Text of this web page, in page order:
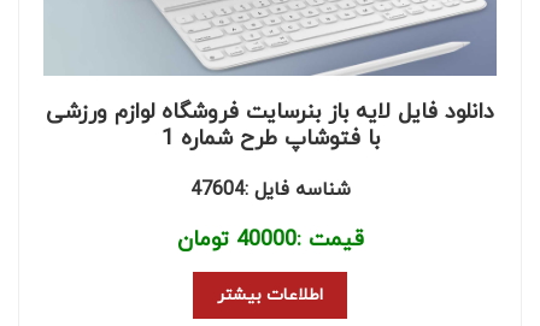
دانلود فایل لایه باز بنرسایت فروشگاه لوازم ورزشی
با فتوشاپ طرح شماره 1
شناسه فایل :47604
قیمت :40000 تومان
اطلاعات بیشتر